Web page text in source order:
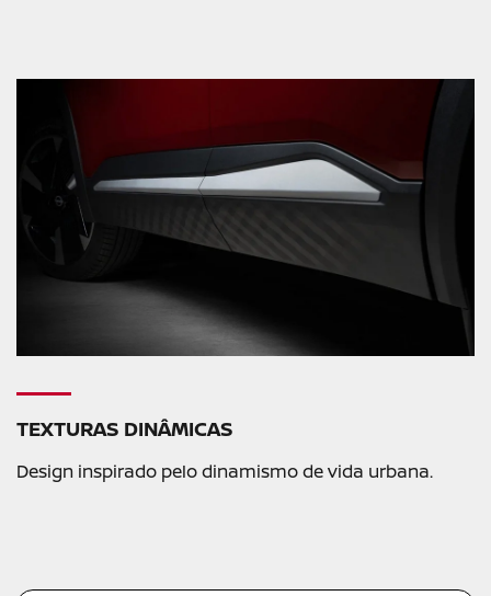
TEXTURAS DINÂMICAS
Design inspirado pelo dinamismo de vida urbana.